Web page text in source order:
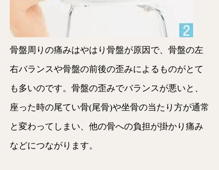
骨盤周りの痛みはやはり骨盤が原因で、骨盤の左
右バランスや骨盤の前後の歪みによるものがとて
も多いのです。骨盤の歪みでバランスが悪いと、
座った時の尾てい骨(尾骨)や坐骨の当たり方が通常
と変わってしまい、他の骨への負担が掛かり痛み
などにつながります。